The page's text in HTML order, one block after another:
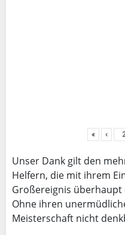
« ‹
Unser Dank gilt den
Helfern, die mit ihrem
Großereignis
Ohne ihren
Meisterschaft nicht